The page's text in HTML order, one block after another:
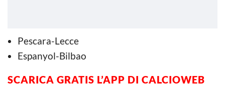
Pescara-Lecce
Espanyol-Bilbao
SCARICA GRATIS L’APP DI CALCIOWEB